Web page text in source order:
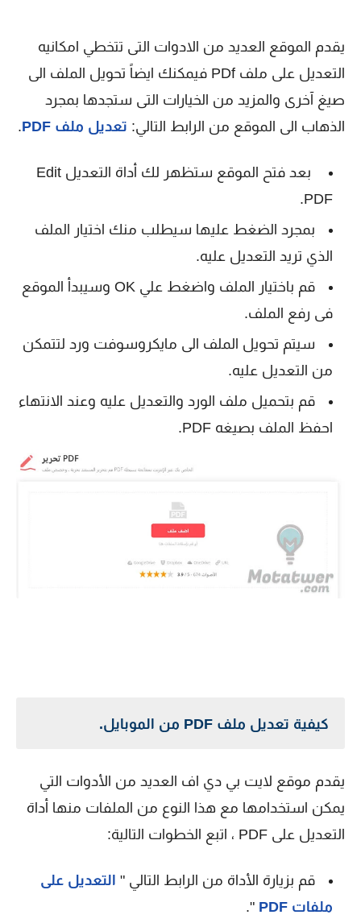
يقدم الموقع العديد من الادوات التى تتخطي امكانيه
التعديل على ملف PDf فيمكنك ايضاً تحويل الملف الى
صيغ آخرى والمزيد من الخيارات التى ستجدها بمجرد
الذهاب الى الموقع من الرابط التالي: تعديل ملف PDF .
بعد فتح الموقع ستظهر لك أداة التعديل Edit
PDF.
بمجرد الضغط عليها سيطلب منك اختيار الملف
الذي تريد التعديل عليه.
قم باختيار الملف واضغط علي OK وسيبدأ الموقع
فى رفع الملف.
سيتم تحويل الملف الى مايكروسوفت ورد لتتمكن
من التعديل عليه.
قم بتحميل ملف الورد والتعديل عليه وعند الانتهاء
احفظ الملف بصيغه PDF.
كيفية تعديل ملف PDF من الموبايل.
يقدم موقع لايت بي دي اف العديد من الأدوات التي
يمكن استخدامها مع هذا النوع من الملفات منها أداة
التعديل على PDF ، اتبع الخطوات التالية:
قم بزيارة الأداة من الرابط التالي " التعديل على
ملفات PDF
".